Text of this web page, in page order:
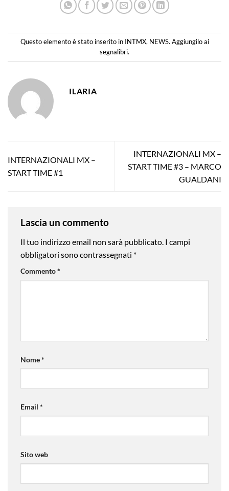
Questo elemento è stato inserito in INTMX, NEWS. Aggiungilo ai
segnalibri.
ILARIA
INTERNAZIONALI MX –
START TIME #1
INTERNAZIONALI MX –
START TIME #3 – MARCO
GUALDANI
Lascia un commento
Il tuo indirizzo email non sarà pubblicato. I campi
obbligatori sono contrassegnati *
Commento*
Nome*
Email *
Sito web